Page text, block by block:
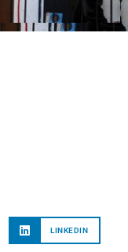
LINKEDIN